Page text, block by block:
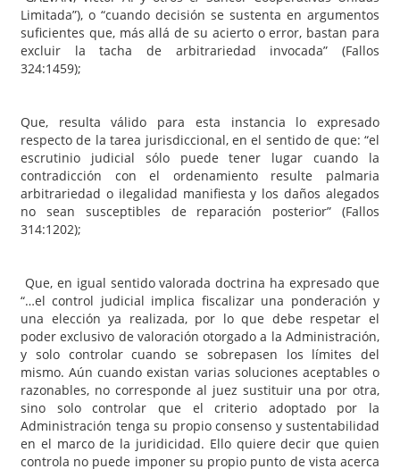
Limitada”), o “cuando decisión se sustenta en argumentos
suficientes que, más allá de su acierto o error, bastan para
excluir la tacha de arbitrariedad invocada” (Fallos
324:1459);
Que, resulta válido para esta instancia lo expresado
respecto de la tarea jurisdiccional, en el sentido de que: “el
escrutinio judicial sólo puede tener lugar cuando la
contradicción con el ordenamiento resulte palmaria
arbitrariedad o ilegalidad manifiesta y los daños alegados
no sean susceptibles de reparación posterior” (Fallos
314:1202);
Que, en igual sentido valorada doctrina ha expresado que
“…el control judicial implica fiscalizar una ponderación y
una elección ya realizada, por lo que debe respetar el
poder exclusivo de valoración otorgado a la Administración,
y solo controlar cuando se sobrepasen los límites del
mismo. Aún cuando existan varias soluciones aceptables o
razonables, no corresponde al juez sustituir una por otra,
sino solo controlar que el criterio adoptado por la
Administración tenga su propio consenso y sustentabilidad
en el marco de la juridicidad. Ello quiere decir que quien
controla no puede imponer su propio punto de vista acerca